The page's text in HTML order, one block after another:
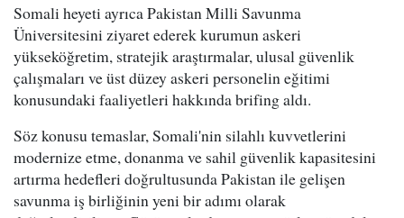
Somali heyeti ayrıca Pakistan Milli Savunma
Üniversitesini ziyaret ederek kurumun askeri
yükseköğretim, stratejik araştırmalar, ulusal güvenlik
çalışmaları ve üst düzey askeri personelin eğitimi
konusundaki faaliyetleri hakkında brifing aldı.
Söz konusu temaslar, Somali'nin silahlı kuvvetlerini
modernize etme, donanma ve sahil güvenlik kapasitesini
artırma hedefleri doğrultusunda Pakistan ile gelişen
savunma iş birliğinin yeni bir adımı olarak